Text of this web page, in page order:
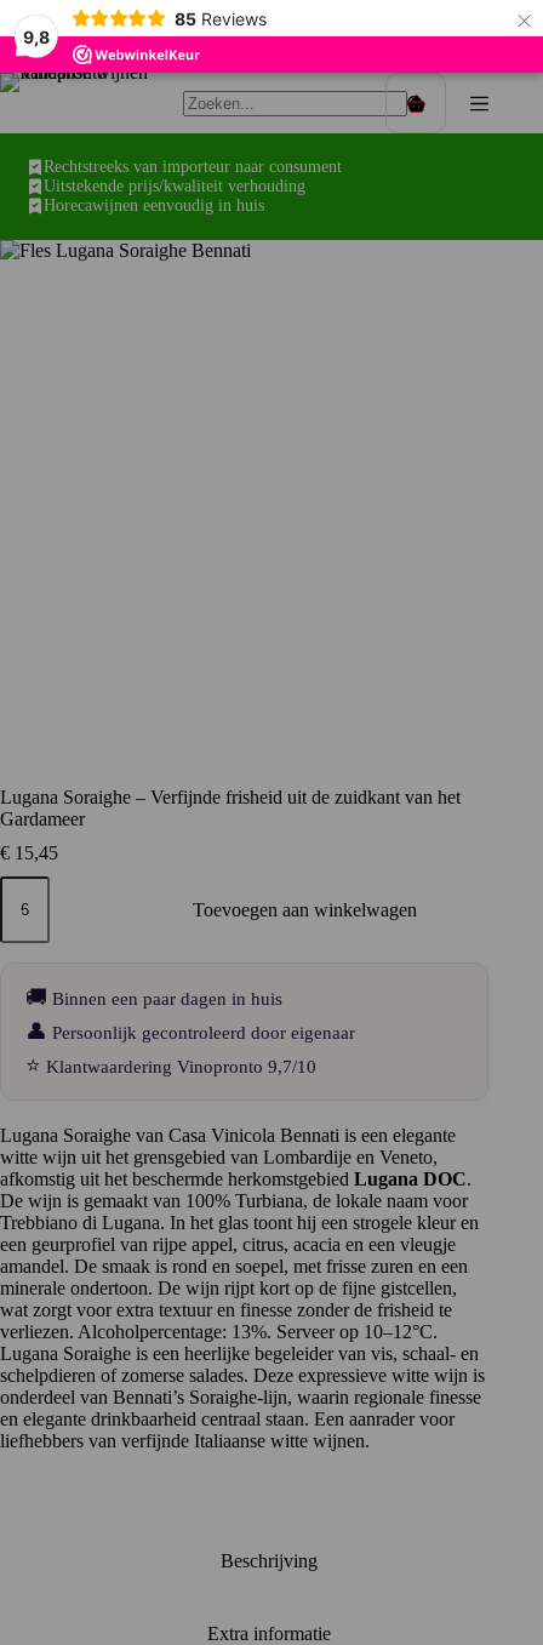
9,8
85 Reviews ×
Ga
Winkelwagen
Rechtstreeks van importeur naar consument
Uitstekende prijs/kwaliteit verhouding
Horecawijnen eenvoudig in huis
Lugana Soraighe – Verfijnde frisheid uit de zuidkant van het
Gardameer
€ 15,45
Lugana
Soraighe
Verfijnde
zuidkant
Toevoegen aan winkelwagen
🚚 Binnen een paar dagen in huis
👤 Persoonlijk gecontroleerd door eigenaar
⭐ Klantwaardering Vinopronto 9,7/10
Lugana Soraighe van Casa Vinicola Bennati is een elegante
witte wijn uit het grensgebied van Lombardije en Veneto,
afkomstig uit het beschermde herkomstgebied Lugana DOC.
De wijn is gemaakt van 100% Turbiana, de lokale naam voor
Trebbiano di Lugana. In het glas toont hij een strogele kleur en
een geurprofiel van rijpe appel, citrus, acacia en een vleugje
amandel. De smaak is rond en soepel, met frisse zuren en een
minerale ondertoon. De wijn rijpt kort op de fijne gistcellen,
wat zorgt voor extra textuur en finesse zonder de frisheid te
verliezen. Alcoholpercentage: 13%. Serveer op 10–12°C.
Lugana Soraighe is een heerlijke begeleider van vis, schaal- en
schelpdieren of zomerse salades. Deze expressieve witte wijn is
onderdeel van Bennati’s Soraighe-lijn, waarin regionale finesse
en elegante drinkbaarheid centraal staan. Een aanrader voor
liefhebbers van verfijnde Italiaanse witte wijnen.
Beschrijving
Extra informatie